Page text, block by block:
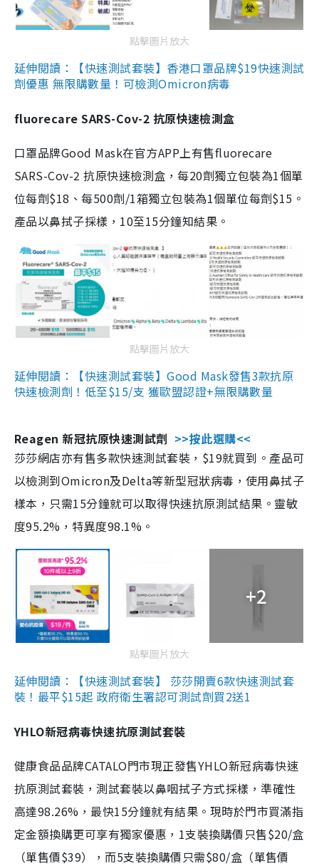
點擊圖片放大
延伸閱讀：【快速測試套裝】香港口罩品牌$19快速測試
劑優惠 無限購數量！可檢測Omicron病毒
fluorecare SARS-Cov-2 抗原快速檢測盒
口罩品牌Good Mask在官方APP上有售fluorecare
SARS-Cov-2 抗原快速檢測盒，每20劑獨立包裝為1個單
位每劑$18、每500劑/1箱獨立包裝為1個單位每劑$15。
產品以鼻拭子採樣，10至15分鐘知結果。
點擊圖片放大
延伸閱讀：【快速測試套裝】Good Mask發售3款抗原
快速檢測劑！低至$15/支 獲歐盟認證+無限購數量
Reagen 新冠抗原快速測試劑 >>按此選購<<
莎莎網店亦有售多款快速測試套裝，$19就買到。產品可
以檢測到Omicron及Delta等新型冠狀病毒，使用鼻拭子
樣本，只需15分鐘就可以取得快速抗原測試結果。靈敏
度95.2%，特異度98.1%。
+2
點擊圖片放大
延伸閱讀：【快速測試套裝】 莎莎開賣6款快速測試套
裝！最平$15起 政府衛生署認可測試劑買2送1
YHLO新冠病毒快速抗原測試套裝
健康食品品牌CATALO門市現正發售YHLO新冠病毒快速
抗原測試套裝，測試套裝以鼻咽拭子方式採樣，準確性
高達98.26%，最快15分鐘就有結果。現時於門市買滿指
定金額換購更可享有獨家優惠，1支裝換購價只售$20/盒
（單售價$39），而5支裝換購價只需$80/盒（單售價